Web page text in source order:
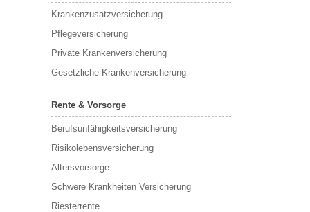
Krankenzusatzversicherung
Pflegeversicherung
Private Krankenversicherung
Gesetzliche Krankenversicherung
Rente & Vorsorge
Berufs­unfähigkeitsversicherung
Risikolebensversicherung
Altersvorsorge
Schwere Krankheiten Versicherung
Riesterrente